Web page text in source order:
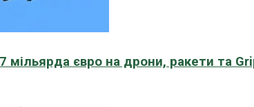
мільярда євро на дрони, ракети та